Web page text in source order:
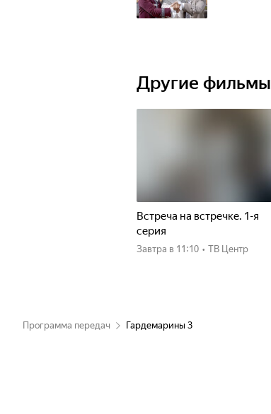
Другие фильмы
Встреча на встречке. 1-я
серия
Завтра в 11:10 • ТВ Центр
Программа передач Гардемарины 3